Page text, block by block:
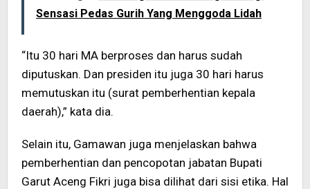
Sensasi Pedas Gurih Yang Menggoda Lidah
“Itu 30 hari MA berproses dan harus sudah
diputuskan. Dan presiden itu juga 30 hari harus
memutuskan itu (surat pemberhentian kepala
daerah),” kata dia.
Selain itu, Gamawan juga menjelaskan bahwa
pemberhentian dan pencopotan jabatan Bupati
Garut Aceng Fikri juga bisa dilihat dari sisi etika. Hal